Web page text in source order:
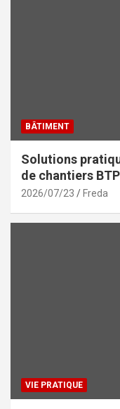
BÂTIMENT
Solutions
de chantiers BTP
2026/07/23 Freda
VIE PRATIQUE